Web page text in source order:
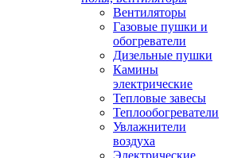
Вентиляторы
Газовые пушки и
обогреватели
Дизельные пушки
Камины
электрические
Тепловые завесы
Теплообогреватели
Увлажнители
воздуха
Электрические